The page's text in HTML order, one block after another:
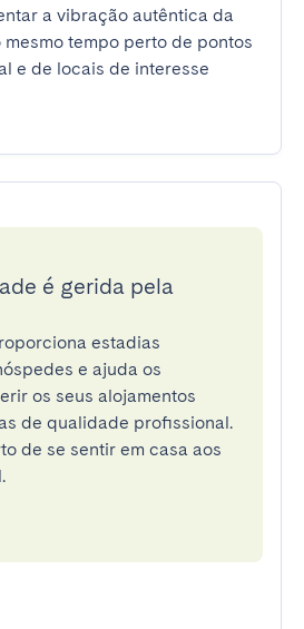
a vibração autêntica da
tempo perto de pontos
e de locais de interesse
é gerida pela
estadias
e ajuda os
os seus alojamentos
de qualidade profissional.
de se sentir em casa aos